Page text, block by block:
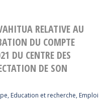
RELATIVE AU
DU COMPTE
DU CENTRE DES
DE SON
, Education et recherche, Emploi